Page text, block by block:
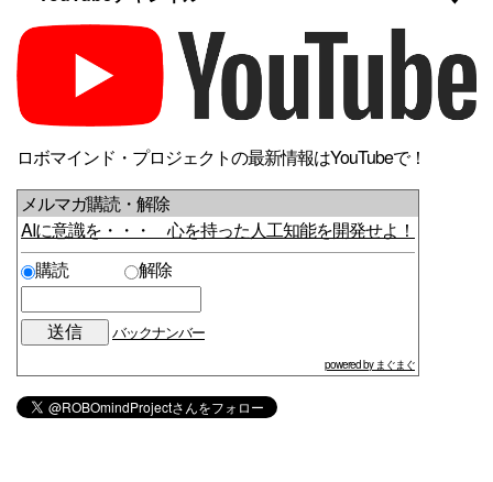
ロボマインド・プロジェクトの最新情報はYouTubeで！
メルマガ購読・解除
AIに意識を・・・ 心を持った人工知能を開発せよ！
購読
解除
バックナンバー
powered by まぐまぐ